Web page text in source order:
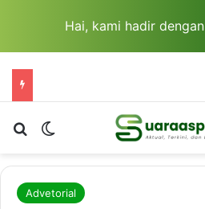
Hai, kami hadir dengan
Cari berita...Switch skin
Advetorial